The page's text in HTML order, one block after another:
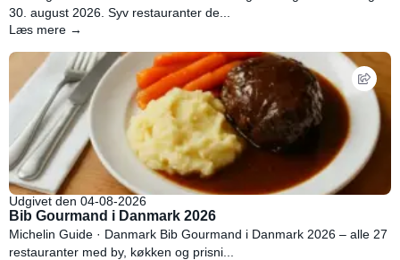
30. august 2026. Syv restauranter de...
Læs mere →
Udgivet den 04-08-2026
Bib Gourmand i Danmark 2026
Michelin Guide · Danmark Bib Gourmand i Danmark 2026 – alle 27
restauranter med by, køkken og prisni...